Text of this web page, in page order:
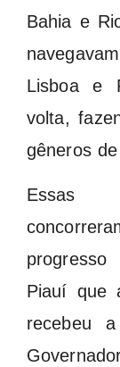
Bahia e
Lisboa e
volta,
gêneros
Essas
Piauí que
recebeu